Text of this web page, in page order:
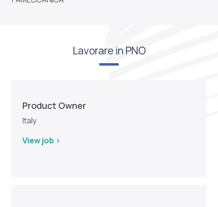
Lavorare in PNO
Product Owner
Italy
View job >